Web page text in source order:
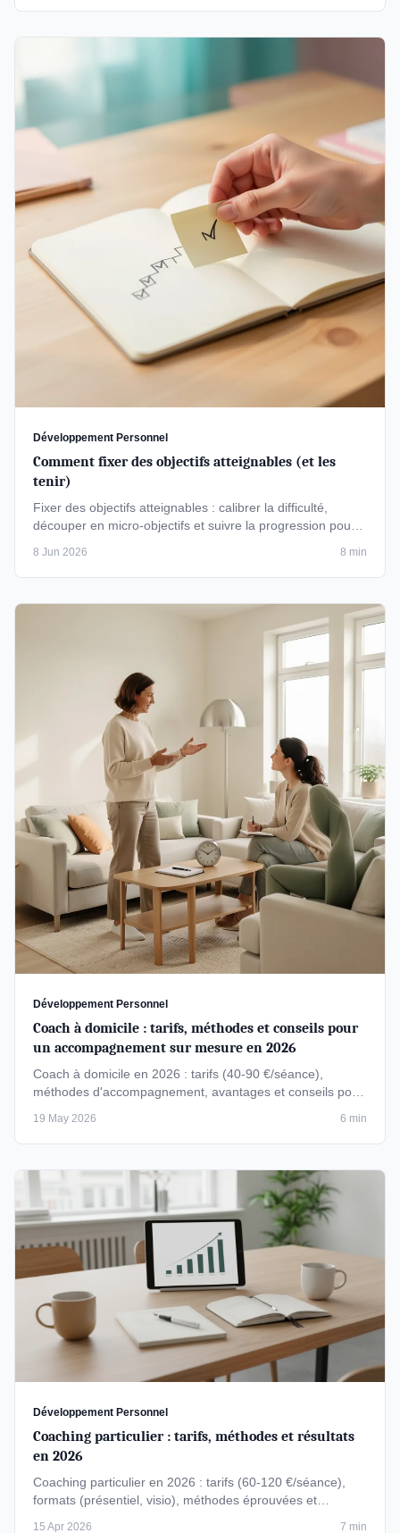
Développement Personnel
Comment fixer des objectifs atteignables (et les
tenir)
Fixer des objectifs atteignables : calibrer la difficulté,
découper en micro-objectifs et suivre la progression pour
8 Jun 2026 8 min
Développement Personnel
Coach à domicile : tarifs, méthodes et conseils pour
un accompagnement sur mesure en 2026
Coach à domicile en 2026 : tarifs (40-90 €/séance),
méthodes d'accompagnement, avantages et conseils pour
19 May 2026 6 min
Développement Personnel
Coaching particulier : tarifs, méthodes et résultats
en 2026
Coaching particulier en 2026 : tarifs (60-120 €/séance),
formats (présentiel, visio), méthodes éprouvées et
15 Apr 2026 7 min